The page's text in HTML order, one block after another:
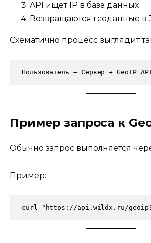
API ищет IP в базе данных
Возвращаются геоданные в
Схематично процесс выглядит
Пользователь → Сервер → GeoIP
Пример запроса к
Обычно запрос выполняется
Пример:
curl "https://api.wildx.ru/